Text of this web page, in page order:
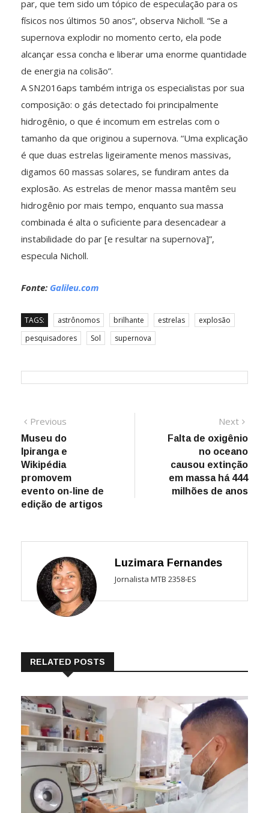
par, que tem sido um tópico de especulação para os
físicos nos últimos 50 anos”, observa Nicholl. “Se a
supernova explodir no momento certo, ela pode
alcançar essa concha e liberar uma enorme quantidade
de energia na colisão”.
A SN2016aps também intriga os especialistas por sua
composição: o gás detectado foi principalmente
hidrogênio, o que é incomum em estrelas com o
tamanho da que originou a supernova. “Uma explicação
é que duas estrelas ligeiramente menos massivas,
digamos 60 massas solares, se fundiram antes da
explosão. As estrelas de menor massa mantêm seu
hidrogênio por mais tempo, enquanto sua massa
combinada é alta o suficiente para desencadear a
instabilidade do par [e resultar na supernova]”,
especula Nicholl.
Fonte: Galileu.com
TAGS: astrônomos brilhante estrelas
explosão
pesquisadores
Sol supernova
Navegação
de
Post
Previous
post:
Museu do
Ipiranga e
Wikipédia
promovem
evento on-line de
edição de artigos
Next
post:
Falta de oxigênio
no oceano
causou extinção
em massa há 444
milhões de anos
Luzimara Fernandes
Jornalista MTB 2358-ES
RELATED POSTS